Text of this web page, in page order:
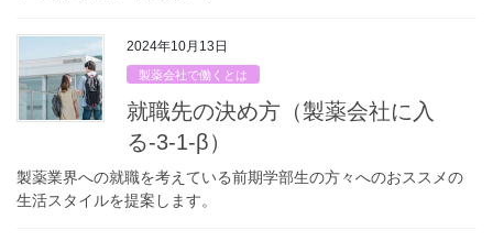
2024年10月13日
製薬会社で働くとは
就職先の決め方（製薬会社に入
る-3-1-β）
製薬業界への就職を考えている前期学部生の方々へのおススメの
生活スタイルを提案します。